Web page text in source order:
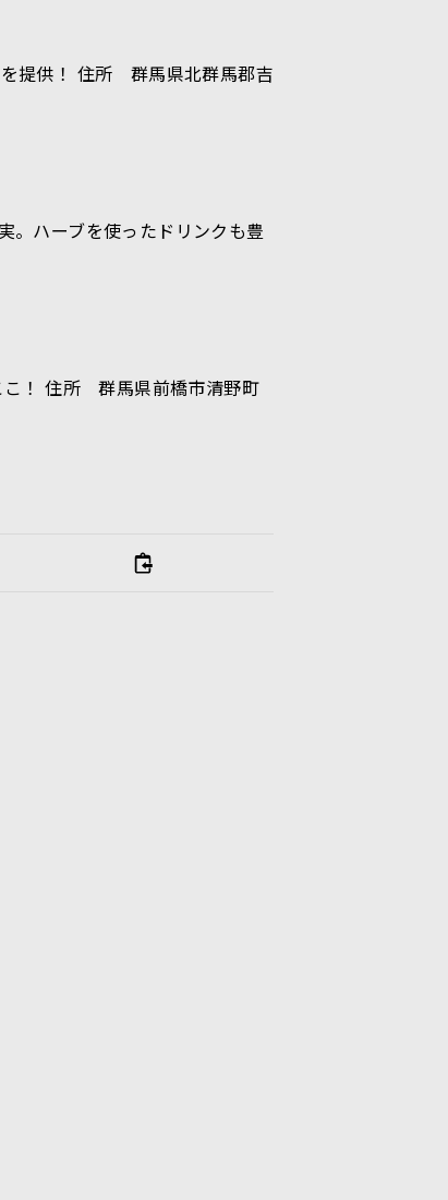
提供！ 住所 群馬県北群馬郡吉
。ハーブを使ったドリンクも豊
こ！ 住所 群馬県前橋市清野町